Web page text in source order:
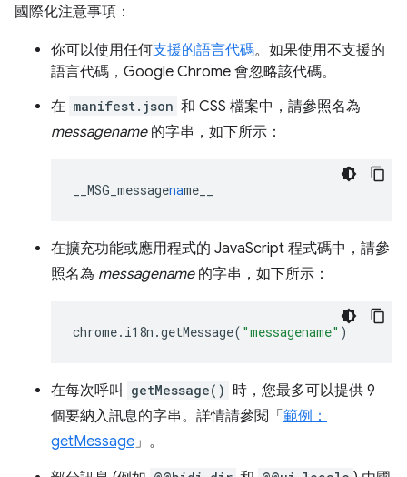
國際化注意事項：
你可以使用任何支援的語言代碼。如果使用不支援的
語言代碼，Google Chrome 會忽略該代碼。
在 manifest.json 和 CSS 檔案中，請參照名為
messagename的字串，如下所示：
__MSG_messagename__
在擴充功能或應用程式的 JavaScript 程式碼中，請參
照名為 messagename的字串，如下所示：
chrome. i18n .getMessage( "messagename" )
在每次呼叫 getMessage() 時，您最多可以提供 9
個要納入訊息的字串。詳情請參閱「 範例：
getMessage」。